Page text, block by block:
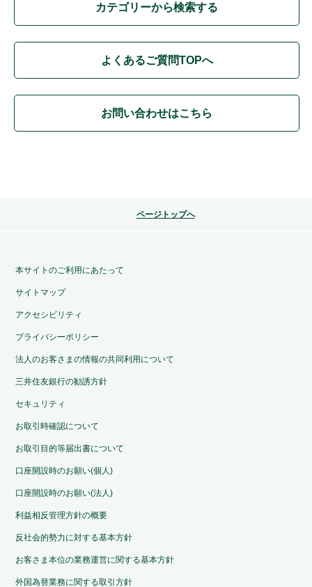
カテゴリーから検索する
よくあるご質問TOPへ
お問い合わせはこちら
ページトップへ
本サイトのご利用にあたって
サイトマップ
アクセシビリティ
プライバシーポリシー
法人のお客さまの情報の共同利用について
三井住友銀行の勧誘方針
セキュリティ
お取引時確認について
お取引目的等届出書について
口座開設時のお願い(個人)
口座開設時のお願い(法人)
利益相反管理方針の概要
反社会的勢力に対する基本方針
お客さま本位の業務運営に関する基本方針
外国為替業務に関する取引方針